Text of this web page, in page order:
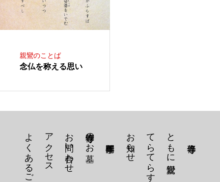
親鸞のことば
念仏を称える思い
ともに親鸞
てらてらす
お知らせ
専修寺のお墓
お問い合わせ
アクセス
よくあるご質問